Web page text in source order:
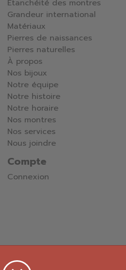
Étanchéité des montres
Grandeur international
Matériaux
Pierres de naissances
Pierres naturelles
À propos
Nos bijoux
Notre équipe
Notre histoire
Notre horaire
Nos montres
Nos services
Nous joindre
Compte
Connexion